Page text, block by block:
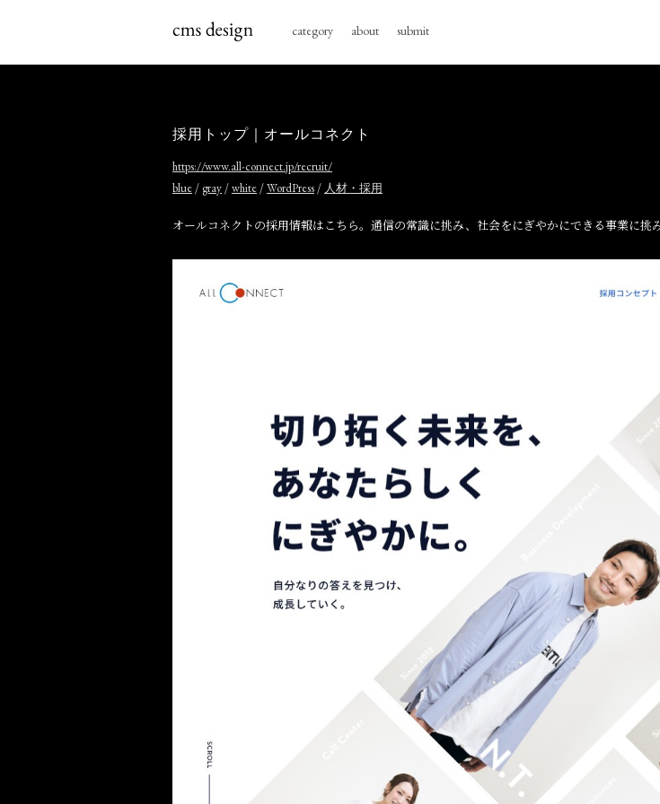
category about submit
採用トップ｜オールコネクト
https://www.all-connect.jp/recruit/
blue / gray /white /WordPress / 人材・採用
オールコネクトの採用情報はこちら。通信の常識に挑み、社会をにぎやかにできる事業に挑